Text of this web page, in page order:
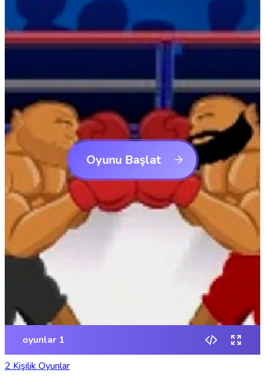
2 Kişilik Oyunlar